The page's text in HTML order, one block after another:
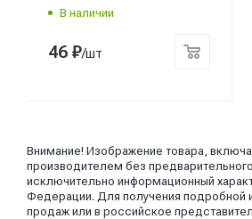
В наличии
46 ₽/шт
Внимание! Изображение товара,
производителем без
исключительно информационный
Федерации. Для получения подробной
продаж или в российское